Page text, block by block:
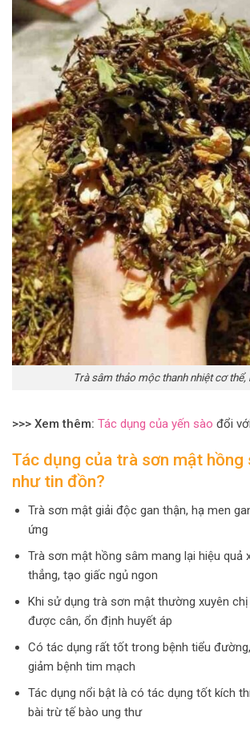
Trà sâm thảo mộc thanh nhiệt cơ thể,
>>> Xem thêm: Tác dụng của yến sào đổi
Tác dụng của trà sơn mật
như tin đồn?
Trà sơn mật giải độc gan thận, hạ men
ứng
Trà sơn mật hồng sâm mang lại hiệu quả
thẳng, tạo giấc ngủ ngon
Khi sử dụng trà sơn mật thường xuyên
được cân, ổn định huyết áp
Có tác dụng rất tốt trong bệnh tiểu
giảm bệnh tim mạch
Tác dụng nổi bật là có tác dụng tốt kích
bài trừ tế bào ung thư